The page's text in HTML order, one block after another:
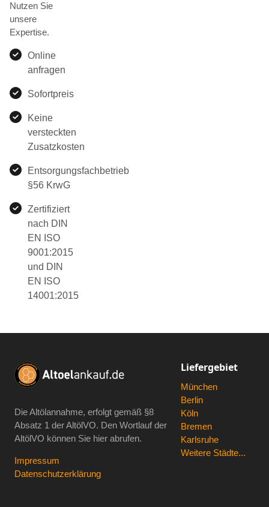
Nutzen Sie
unsere
Expertise.
Online
anfragen
Sofortpreis
Keine
versteckten
Zusatzkosten
Entsorgungsfachbetrieb
§56 KrwG
Zertifiziert
nach DIN
EN ISO
9001:2015
und DIN
EN ISO
14001:2015
Die Altölannahme, erfolgt gemäß §8
Absatz 1 der AltölVO. Den Wortlauf der
AltölVO können Sie hier abrufen.
Impressum
Datenschutzerklärung
Liefergebiet
München
Berlin
Köln
Bremen
Karlsruhe
Weitere Städte...